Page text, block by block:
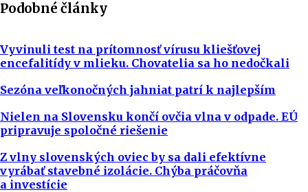
Podobné články
Vyvinuli test na prítomnosť vírusu kliešťovej
encefalitídy v mlieku. Chovatelia sa ho nedočkali
Sezóna veľkonočných jahniat patrí k najlepším
Nielen na Slovensku končí ovčia vlna v odpade. EÚ
pripravuje spoločné riešenie
Z vlny slovenských oviec by sa dali efektívne
vyrábať stavebné izolácie. Chýba práčovňa
a investície